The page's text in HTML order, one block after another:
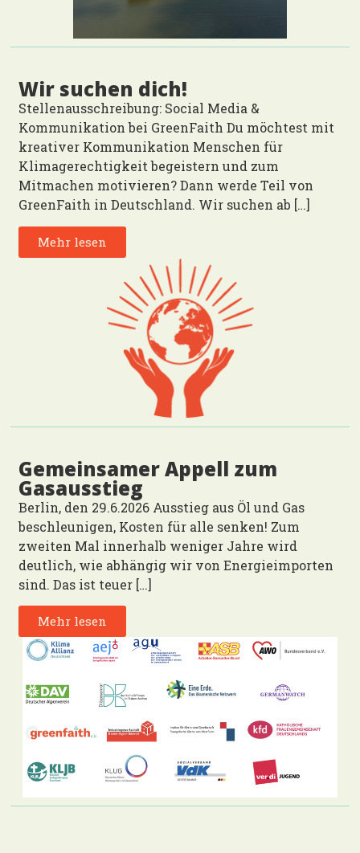
Wir suchen dich!
Stellenausschreibung: Social Media &
Kommunikation bei GreenFaith Du möchtest mit
kreativer Kommunikation Menschen für
Klimagerechtigkeit begeistern und zum
Mitmachen motivieren? Dann werde Teil von
GreenFaith in Deutschland. Wir suchen ab […]
Mehr lesen
Gemeinsamer Appell zum
Gasausstieg
Berlin, den 29.6.2026 Ausstieg aus Öl und Gas
beschleunigen, Kosten für alle senken! Zum
zweiten Mal innerhalb weniger Jahre wird
deutlich, wie abhängig wir von Energieimporten
sind. Das ist teuer […]
Mehr lesen